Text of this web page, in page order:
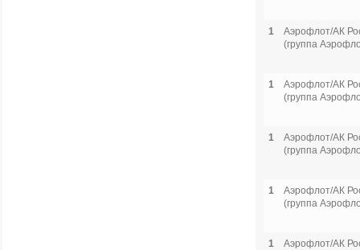
1
Аэрофлот/АК
(группа
1
Аэрофлот/АК
(группа
1
Аэрофлот/АК
(группа
1
Аэрофлот/АК
(группа
1
Аэрофлот/АК